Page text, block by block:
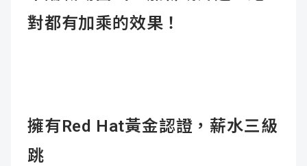
對都有加乘的效果！
擁有Red Hat黃金認證，薪水三級
跳